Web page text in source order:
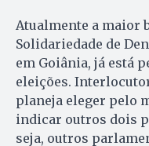
Atualmente a maior
Solidariedade de
em Goiânia, já está
eleições.
planeja eleger pelo
indicar outros dois
seja, outros